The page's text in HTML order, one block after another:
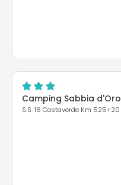
Camping Sabbia d'Oro
S.S. 16 Costaverde Km 525+20